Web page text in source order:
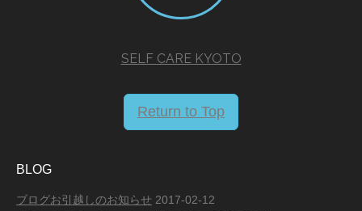
SELF CARE KYOTO
Return to Top
BLOG
ブログお引越しのお知らせ 2017-02-12